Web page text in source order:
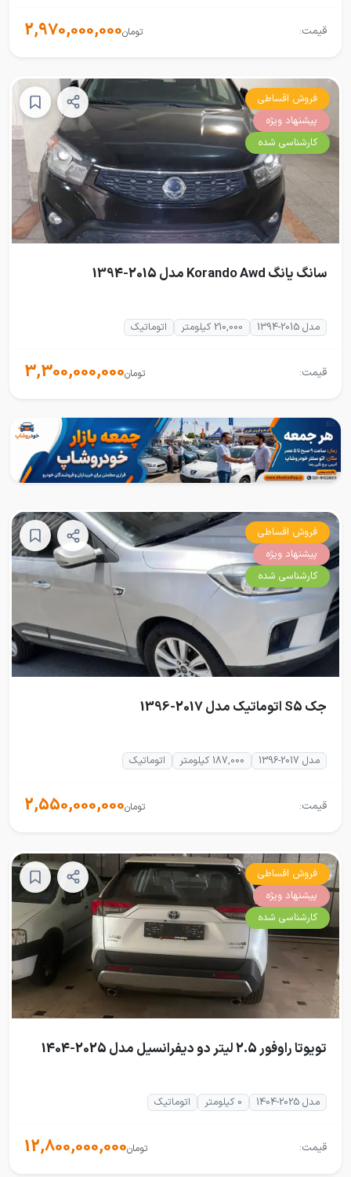
قیمت: 2,970,000,000تومان
فروش اقساطی
پیشنهاد ویژه
کارشناسی شده
سانگ یانگ Korando Awd مدل 2015-1394
مدل 2015-1394 210,000 کیلومتر اتوماتیک
قیمت: 3,300,000,000تومان
فروش اقساطی
پیشنهاد ویژه
کارشناسی شده
جک S5 اتوماتیک مدل 2017-1396
مدل 2017-1396 187,000 کیلومتر اتوماتیک
قیمت: 2,550,000,000تومان
فروش اقساطی
پیشنهاد ویژه
کارشناسی شده
تویوتا راوفور 2.5 لیتر دو دیفرانسیل مدل 2025-1404
مدل 2025-1404 0 کیلومتر اتوماتیک
قیمت: 12,800,000,000تومان